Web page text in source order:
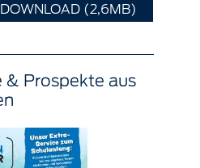
(2,6MB)
& Prospekte aus